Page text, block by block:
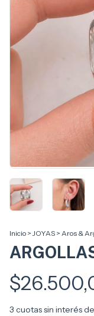
Inicio > JOYAS > Aros &
3 cuotas sin interés de